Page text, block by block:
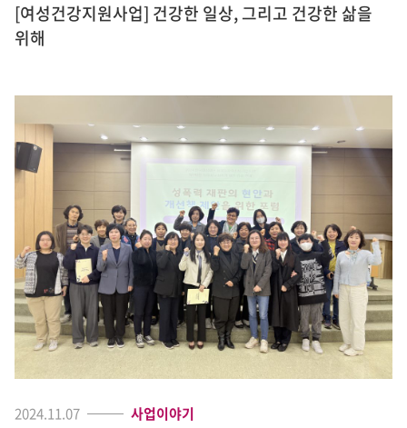
[여성건강지원사업] 건강한 일상, 그리고 건강한 삶을
위해
2024.11.07 사업이야기